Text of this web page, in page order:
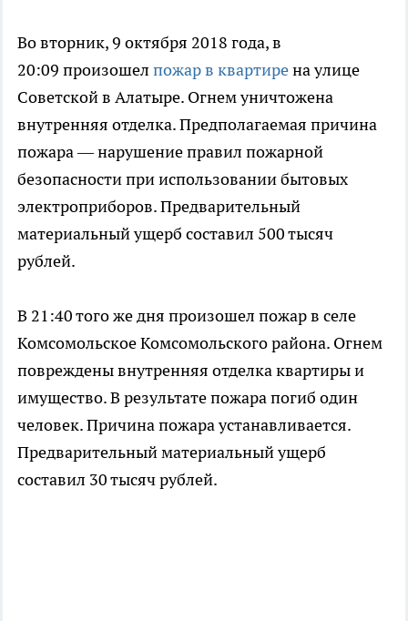
Во вторник, 9 октября 2018 года, в
20:09 произошел пожар в квартирена улице
Советской в Алатыре. Огнем уничтожена
внутренняя отделка. Предполагаемая причина
пожара — нарушение правил пожарной
безопасности при использовании бытовых
электроприборов. Предварительный
материальный ущерб составил 500 тысяч
рублей.
В 21:40 того же дня произошел пожар в селе
Комсомольское Комсомольского района. Огнем
повреждены внутренняя отделка квартиры и
имущество. В результате пожара погиб один
человек. Причина пожара устанавливается.
Предварительный материальный ущерб
составил 30 тысяч рублей.